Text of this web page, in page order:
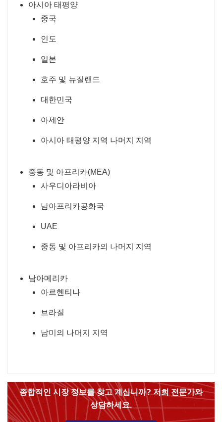
아시아 태평양
중국
인도
일본
호주 및 뉴질랜드
대한민국
아세안
아시아 태평양 지역 나머지 지역
중동 및 아프리카(MEA)
사우디아라비아
남아프리카공화국
UAE
중동 및 아프리카의 나머지 지역
남아메리카
아르헨티나
브라질
남미의 나머지 지역
종합적인 시장 정보를 찾고 계십니까? 저희 전문가와
상담하세요.